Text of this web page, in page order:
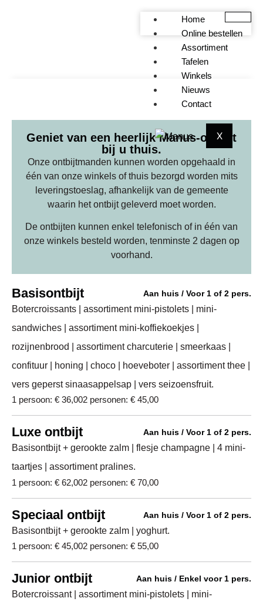
Home
Online bestellen
Assortiment
Tafelen
Winkels
Nieuws
Contact
X
ONTBIJTEN AAN HUIS
Geniet van een heerlijk Manus-ontbijt
bij u thuis.
Onze ontbijtmanden kunnen worden opgehaald in
één van onze winkels of thuis bezorgd worden mits
leveringstoeslag, afhankelijk van de gemeente
waarin het ontbijt geleverd moet worden.
De ontbijten kunnen enkel telefonisch of in één van
onze winkels besteld worden, tenminste 2 dagen op
voorhand.
Basisontbijt Aan huis / Voor 1 of 2 pers.
Botercroissants | assortiment mini-pistolets | mini-
sandwiches | assortiment mini-koffiekoekjes |
rozijnenbrood | assortiment charcuterie | smeerkaas |
confituur | honing | choco | hoeveboter | assortiment thee |
vers geperst sinaasappelsap | vers seizoensfruit.
1 persoon: € 36,002 personen: € 45,00
Luxe ontbijt Aan huis / Voor 1 of 2 pers.
Basisontbijt + gerookte zalm | flesje champagne | 4 mini-
taartjes | assortiment pralines.
1 persoon: € 62,002 personen: € 70,00
Speciaal ontbijt Aan huis / Voor 1 of 2 pers.
Basisontbijt + gerookte zalm | yoghurt.
1 persoon: € 45,002 personen: € 55,00
Junior ontbijt Aan huis / Enkel voor 1 pers.
Botercroissant | assortiment mini-pistolets | mini-